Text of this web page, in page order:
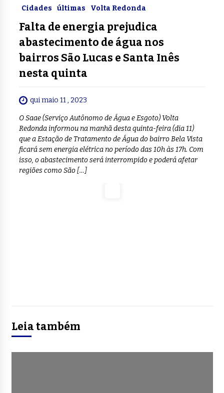
Cidades últimas Volta Redonda
Falta de energia prejudica
abastecimento de água nos
bairros São Lucas e Santa Inês
nesta quinta
qui maio 11 , 2023
O Saae (Serviço Autônomo de Água e Esgoto) Volta
Redonda informou na manhã desta quinta-feira (dia 11)
que a Estação de Tratamento de Água do bairro Bela Vista
ficará sem energia elétrica no período das 10h às 17h. Com
isso, o abastecimento será interrompido e poderá afetar
regiões como São […]
Leia também